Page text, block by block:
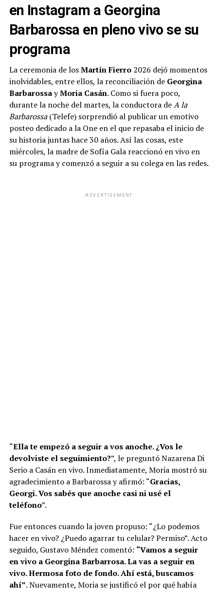
en Instagram a Georgina
Barbarossa en pleno vivo se su
programa
La ceremonia de losMartín Fierro2026 dejó momentos
inolvidables, entre ellos, la reconciliación de Georgina
BarbarossayMoria Casán. Como si fuera poco,
durante la noche del martes, la conductora deA la
Barbarossa(Telefe) sorprendió al publicar un emotivo
posteo dedicado a la One en el que repasaba el inicio de
su historia juntas hace 30 años. Así las cosas, este
miércoles, la madre de Sofía Gala reaccionó en vivo en
su programa y comenzó a seguir a su colega en las redes.
ADVERTISEMENT
“Ella te empezó a seguir a vos anoche. ¿Vos le
devolviste el seguimiento?”, le preguntó Nazarena Di
Serio a Casán en vivo. Inmediatamente, Moria mostró su
agradecimiento a Barbarossa y afirmó: “Gracias,
Georgi. Vos sabés que anoche casi ni usé el
teléfono”.
Fue entonces cuando la joven propuso: “¿Lo podemos
hacer en vivo? ¿Puedo agarrar tu celular? Permiso”. Acto
seguido, Gustavo Méndez comentó: “Vamos a seguir
en vivo a Georgina Barbarrosa. La vas a seguir en
vivo. Hermosa foto de fondo. Ahí está, buscamos
ahí”. Nuevamente, Moria se justificó el por qué había